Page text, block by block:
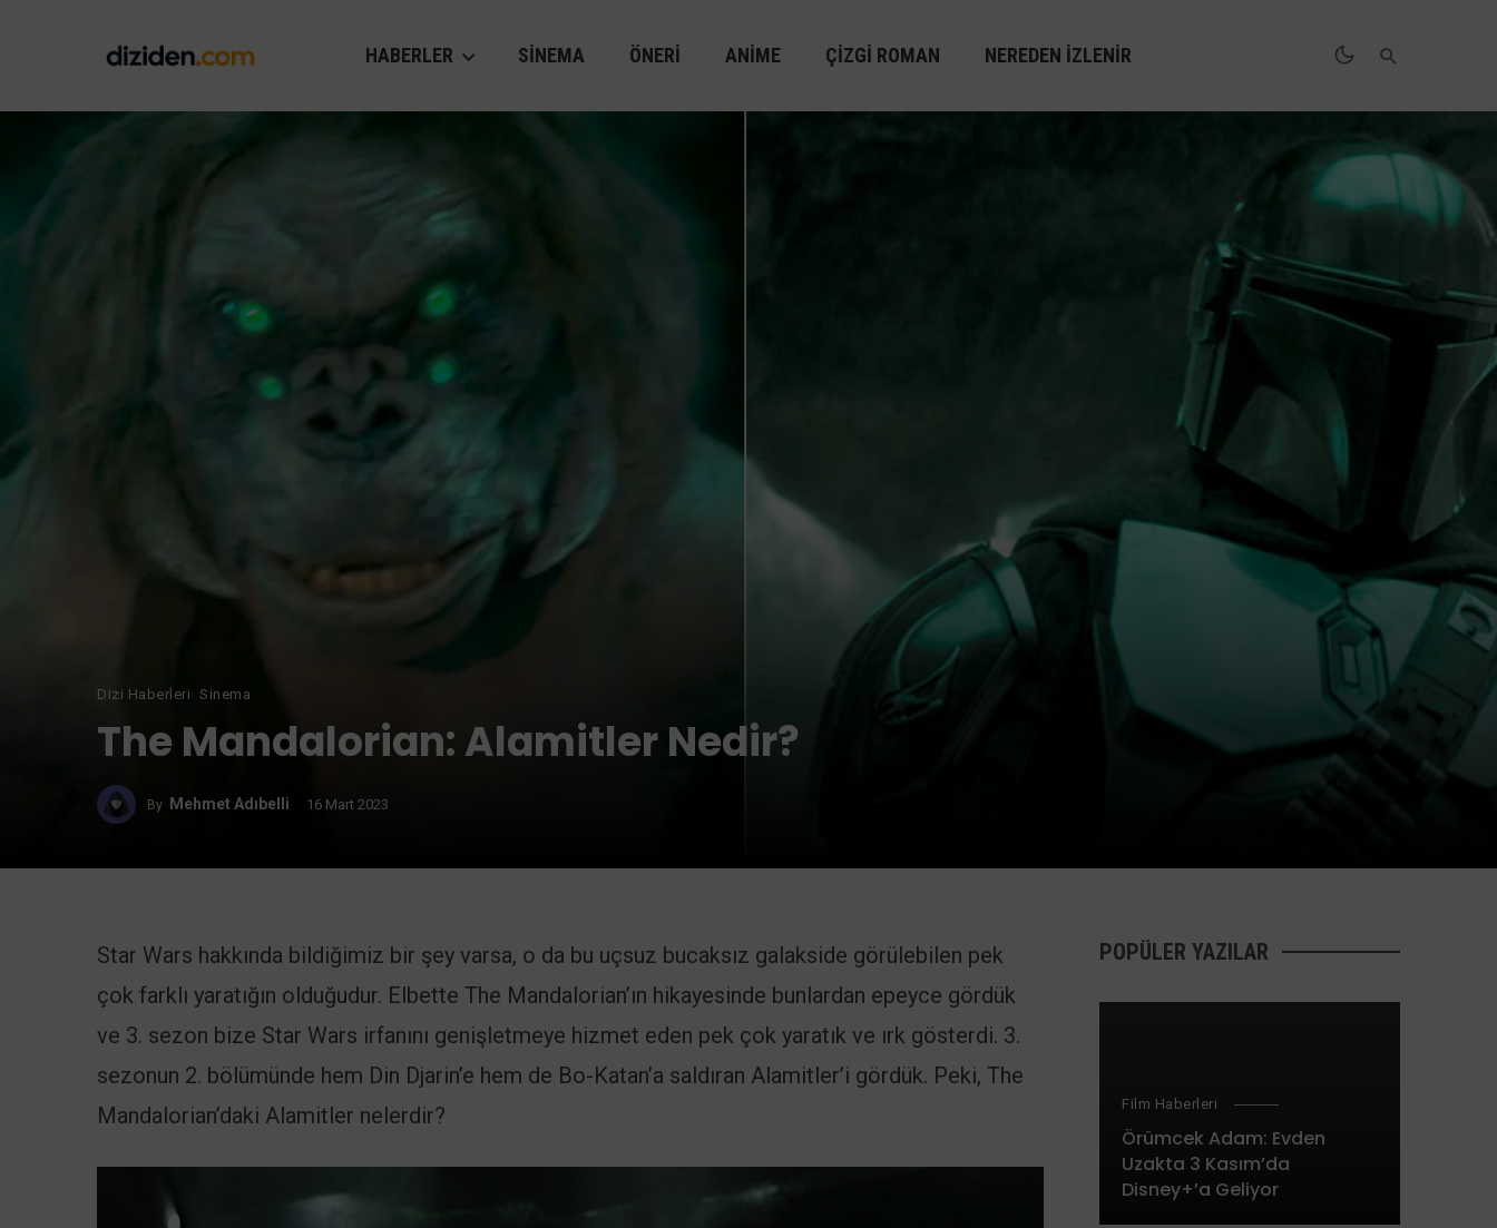
HABERLER SINEMA ÖNERI ANIME ÇIZGI ROMAN NEREDEN İZLENIR
Dizi Haberleri Sinema
The Mandalorian: Alamitler Nedir?
By Mehmet Adıbelli 16 Mart 2023
Star Wars hakkında bildiğimiz bir şey varsa, o da bu uçsuz bucaksız galakside görülebilen pek
çok farklı yaratığın olduğudur. Elbette The Mandalorian’ın hikayesinde bunlardan epeyce gördük
ve 3. sezon bize Star Wars irfanını genişletmeye hizmet eden pek çok yaratık ve ırk gösterdi. 3.
sezonun 2. bölümünde hem Din Djarin’e hem de Bo-Katan’a saldıran Alamitler’i gördük. Peki, The
Mandalorian’daki Alamitler nelerdir?
POPÜLER YAZILAR
Film Haberleri
Örümcek Adam: Evden
Uzakta 3 Kasım’da
Disney+’a Geliyor